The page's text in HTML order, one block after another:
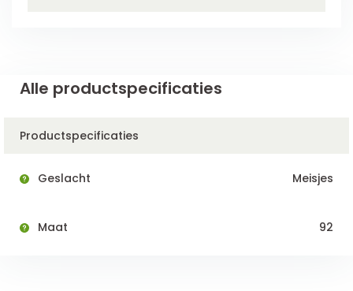
Alle productspecificaties
Productspecificaties
Geslacht Meisjes
Maat 92